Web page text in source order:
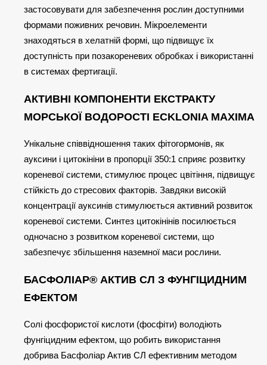
застосовувати для забезпечення рослин доступними
формами поживних речовин. Мікроелементи
знаходяться в хелатній формі, що підвищує їх
доступність при позакореневих обробках і використанні
в системах фертигації.
АКТИВНІ КОМПОНЕНТИ ЕКСТРАКТУ
МОРСЬКОЇ ВОДОРОСТІ ECKLONIA MAXIMA
Унікальне співвідношення таких фітогормонів, як
ауксини і цитокініни в пропорції 350:1 сприяє розвитку
кореневої системи, стимулює процес цвітіння, підвищує
стійкість до стресових факторів. Завдяки високій
концентрації ауксинів стимулюється активний розвиток
кореневої системи. Синтез цитокінінів посилюється
одночасно з розвитком кореневої системи, що
забезпечує збільшення наземної маси рослини.
БАСФОЛІАР® АКТИВ СЛ З ФУНГІЦИДНИМ
ЕФЕКТОМ
Солі фосфористої кислоти (фосфіти) володіють
фунгіцидним ефектом, що робить використання
добрива Басфоліар Актив СЛ ефективним методом